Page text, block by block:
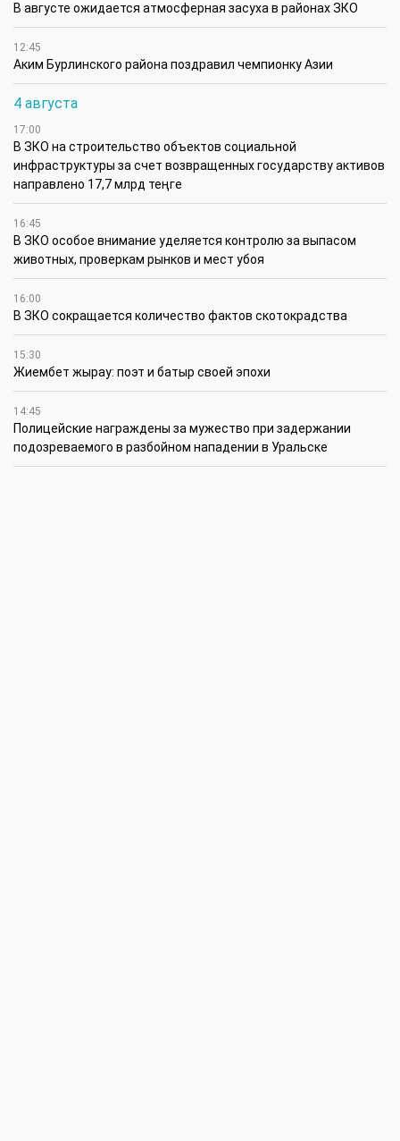
В августе ожидается атмосферная засуха в районах ЗКО
12:45
Аким Бурлинского района поздравил чемпионку Азии
4 августа
17:00
В ЗКО на строительство объектов социальной
инфраструктуры за счет возвращенных государству активов
направлено 17,7 млрд теңге
16:45
В ЗКО особое внимание уделяется контролю за выпасом
животных, проверкам рынков и мест убоя
16:00
В ЗКО сокращается количество фактов скотокрадства
15:30
Жиембет жырау: поэт и батыр своей эпохи
14:45
Полицейские награждены за мужество при задержании
подозреваемого в разбойном нападении в Уральске